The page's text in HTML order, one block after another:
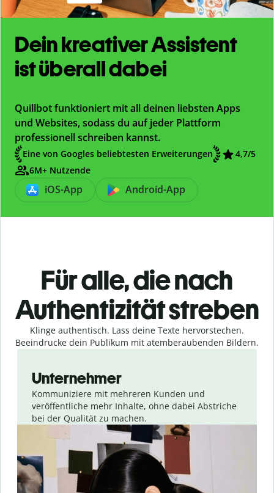
Dein kreativer Assistent
ist überall dabei
Quillbot funktioniert mit all deinen liebsten Apps
und Websites, sodass du auf jeder Plattform
professionell schreiben kannst.
Eine von Googles beliebtesten Erweiterungen
4,7/5
6M+ Nutzende
iOS-App Android-App
Für alle, die nach
Authentizität streben
Klinge authentisch. Lass deine Texte hervorstechen.
Beeindrucke dein Publikum mit atemberaubenden Bildern.
Unternehmer
Kommuniziere mit mehreren Kunden und
veröffentliche mehr Inhalte, ohne dabei Abstriche
bei der Qualität zu machen.